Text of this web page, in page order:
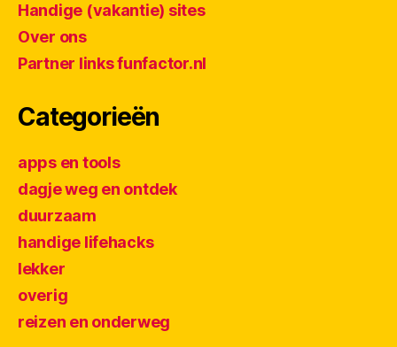
Handige (vakantie) sites
Over ons
Partner links funfactor.nl
Categorieën
apps en tools
dagje weg en ontdek
duurzaam
handige lifehacks
lekker
overig
reizen en onderweg